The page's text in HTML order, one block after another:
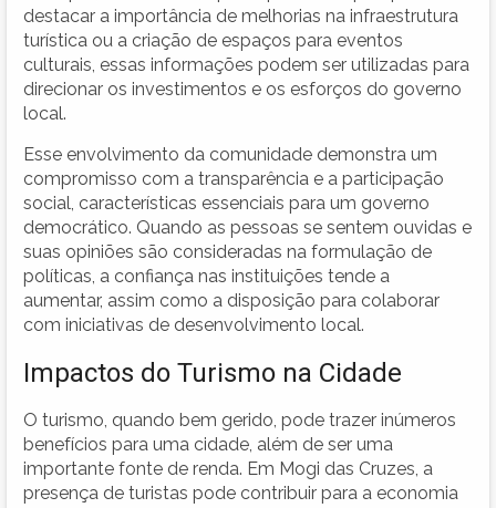
destacar a importância de melhorias na infraestrutura
turística ou a criação de espaços para eventos
culturais, essas informações podem ser utilizadas para
direcionar os investimentos e os esforços do governo
local.
Esse envolvimento da comunidade demonstra um
compromisso com a transparência e a participação
social, características essenciais para um governo
democrático. Quando as pessoas se sentem ouvidas e
suas opiniões são consideradas na formulação de
políticas, a confiança nas instituições tende a
aumentar, assim como a disposição para colaborar
com iniciativas de desenvolvimento local.
Impactos do Turismo na Cidade
O turismo, quando bem gerido, pode trazer inúmeros
benefícios para uma cidade, além de ser uma
importante fonte de renda. Em Mogi das Cruzes, a
presença de turistas pode contribuir para a economia